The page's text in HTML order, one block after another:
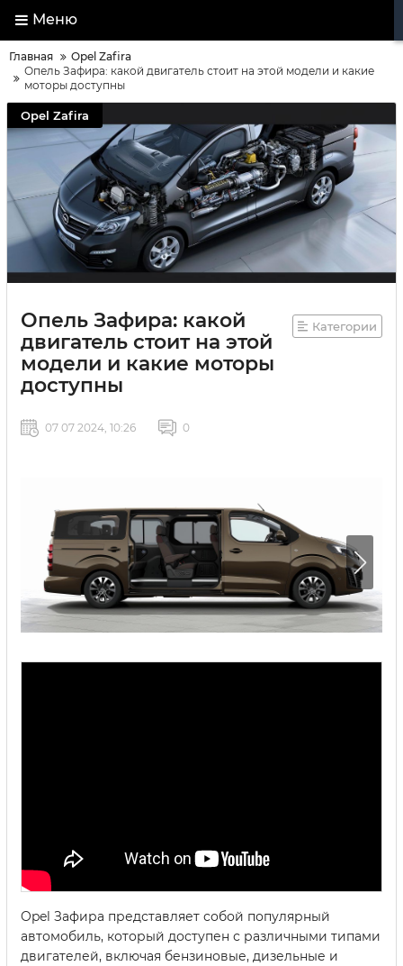
Меню
Главная
Opel Zafira
Опель Зафира: какой двигатель стоит на этой модели и какие
моторы доступны
Opel Zafira
Опель Зафира: какой
двигатель стоит на этой
модели и какие моторы
доступны
Категории
07 07 2024, 10:26 0
Opel Зафира представляет собой популярный
автомобиль, который доступен с различными типами
двигателей, включая бензиновые, дизельные и